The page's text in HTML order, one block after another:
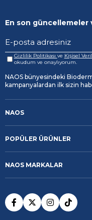
En son güncellemeler
Gizlilik Politikası ve Kişisel
okudum ve onaylıyorum.
NAOS bünyesindeki
kampanyalardan ilk sizin
NAOS
POPÜLER ÜRÜNLER
NAOS MARKALAR